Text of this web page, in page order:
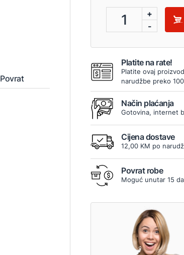
Povrat
1
+
-
Platite na rate!
Platite ovaj
narudžbe preko
Način plaćanja
Gotovina, internet
Cijena dostave
12,00 KM po
Povrat robe
Moguć unutar 15